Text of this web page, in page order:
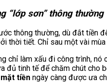
“lớp sơn” thông thường
thông thường, dù đắt tiền
thời tiết. Chỉ sau một vài
chỉ làm xấu đi công trình,
đủ tinh tế để chăm chút cho
tiền ngày càng được ưa